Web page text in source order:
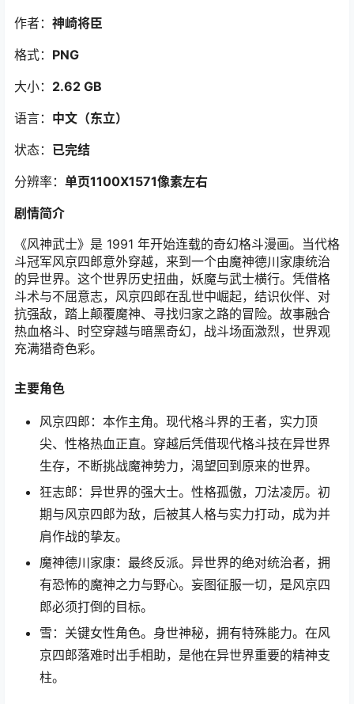
作者： 神崎将臣
格式： PNG
大小： 2.62 GB
语言： 中文（东立）
状态： 已完结
分辨率： 单页1100X1571像素左右
剧情简介
《风神武士》是 1991 年开始连载的奇幻格斗漫画。当代格
斗冠军风京四郎意外穿越，来到一个由魔神德川家康统治
的异世界。这个世界历史扭曲，妖魔与武士横行。凭借格
斗术与不屈意志，风京四郎在乱世中崛起，结识伙伴、对
抗强敌，踏上颠覆魔神、寻找归家之路的冒险。故事融合
热血格斗、时空穿越与暗黑奇幻，战斗场面激烈，世界观
充满猎奇色彩。
主要角色
风京四郎：本作主角。现代格斗界的王者，实力顶
尖、性格热血正直。穿越后凭借现代格斗技在异世界
生存，不断挑战魔神势力，渴望回到原来的世界。
狂志郎：异世界的强大士。性格孤傲，刀法凌厉。初
期与风京四郎为敌，后被其人格与实力打动，成为并
肩作战的挚友。
魔神德川家康：最终反派。异世界的绝对统治者，拥
有恐怖的魔神之力与野心。妄图征服一切，是风京四
郎必须打倒的目标。
雪：关键女性角色。身世神秘，拥有特殊能力。在风
京四郎落难时出手相助，是他在异世界重要的精神支
柱。